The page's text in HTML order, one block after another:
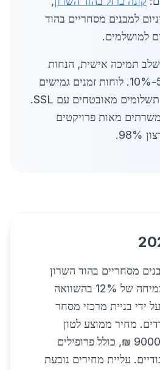
למבנים מסחריים בהוד
למושלמים.
תמיכה אישית, הנחות
ללקוחות חוזרים 5%-10%. לוחות זמנים גמישים
לפרויקטים דחופים. תשלומים מאובטחים עם SSL.
מאות פרויקטים
מסחריים בהוד השרון
בשנת 2026 מציג צמיחה של 12% בהשוואה
ידי בניית מרכזי מסחר
מחיר ממוצע לטון
אלומיניום עומד על 9000 ₪, כולל פרופילים
עליית מחירים נובעת